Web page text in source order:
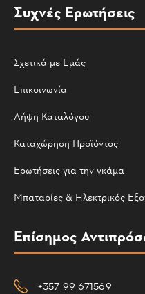
Συχνές Ερωτήσεις
Σχετικά με Εμάς
Επικοινωνία
Λήψη Καταλόγου
Καταχώρηση Προϊόντος
Ερωτήσεις για την γκάμα
Μπαταρίες & Ηλεκτρικός
Επίσημος
+357 99 671569